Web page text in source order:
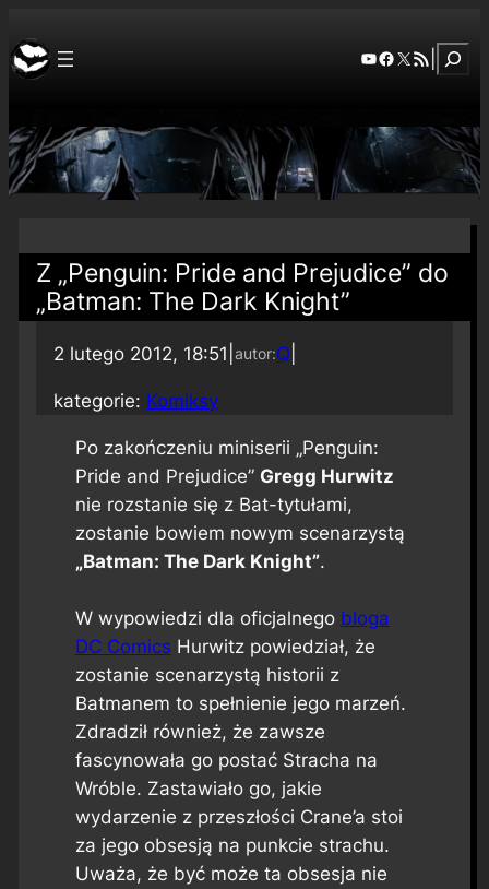
YouTube
Facebook
X RSS Feed
Z „Penguin: Pride and Prejudice” do
„Batman: The Dark Knight”
2 lutego 2012, 18:51 autor:Q
kategorie: Komiksy
Po zakończeniu miniserii „Penguin:
Pride and Prejudice” Gregg Hurwitz
nie rozstanie się z Bat-tytułami,
zostanie bowiem nowym scenarzystą
„Batman: The Dark Knight”.
W wypowiedzi dla oficjalnego bloga
DC Comics Hurwitz powiedział, że
zostanie scenarzystą historii z
Batmanem to spełnienie jego marzeń.
Zdradził również, że zawsze
fascynowała go postać Stracha na
Wróble. Zastawiało go, jakie
wydarzenie z przeszłości Crane’a stoi
za jego obsesją na punkcie strachu.
Uważa, że być może ta obsesja nie